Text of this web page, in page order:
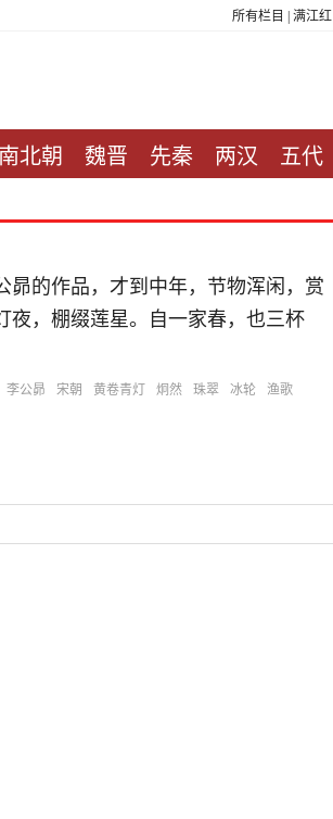
所有栏目 满江红
南北朝 魏晋 先秦 两汉 五代
昴的作品，才到中年，节物浑闲，赏
夜，棚缀莲星。自一家春，也三杯
李公昴 宋朝 黄卷青灯 炯然 珠翠 冰轮 渔歌